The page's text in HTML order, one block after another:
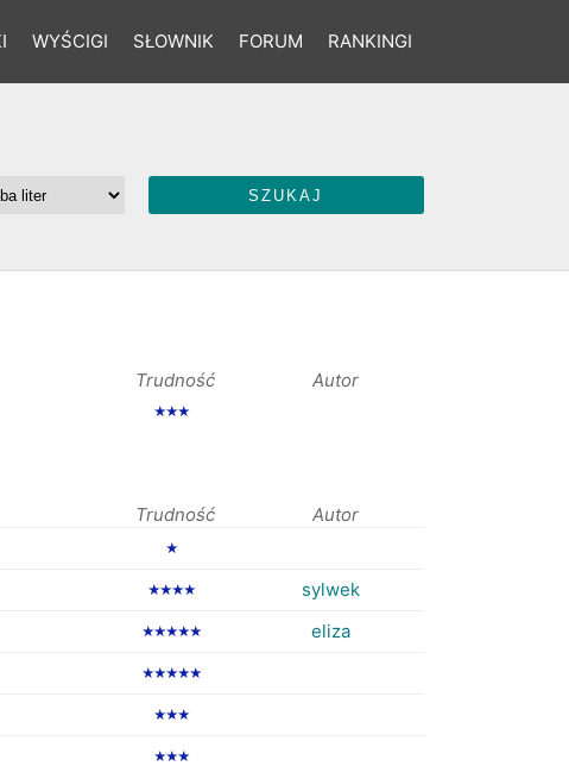
WYŚCIGI SŁOWNIK FORUM RANKINGI
Trudność Autor
★★★
Trudność Autor
★
★★★★ sylwek
★★★★★ eliza
★★★★★
★★★
★★★